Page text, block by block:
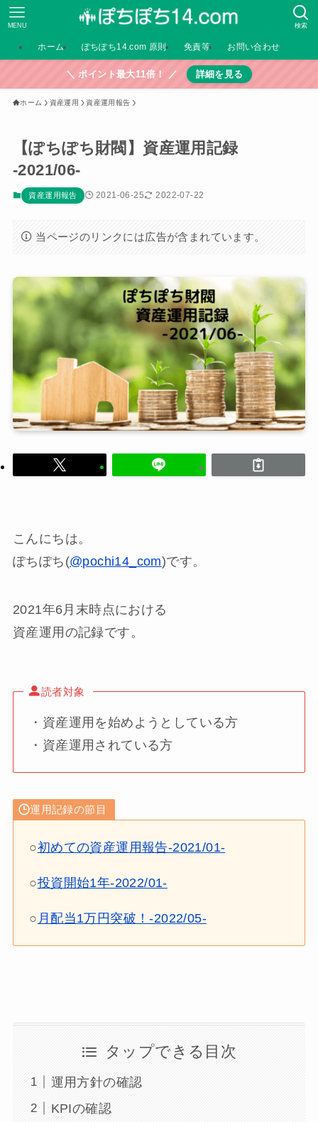
検索
MENU
ホーム ぽちぽち14.com 原則 免責等 お問い合わせ
＼ ポイント最大11倍！ ／ 詳細を見る
ホーム 資産運用 資産運用報告
【ぽちぽち財閥】資産運用記録
-2021/06-
資産運用報告 2021-06-25 2022-07-22
当ページのリンクには広告が含まれています。
こんにちは。
ぽちぽち(@pochi14_com)です。
2021年6月末時点における
資産運用の記録です。
読者対象
・資産運用を始めようとしている方
・資産運用されている方
運用記録の節目
○初めての資産運用報告-2021/01-
○投資開始1年-2022/01-
○ 月配当1万円突破！-2022/05-
タップできる目次
運用方針の確認
KPIの確認